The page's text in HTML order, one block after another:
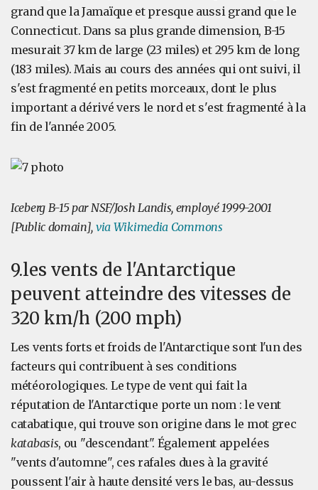
grand que la Jamaïque et presque aussi grand que le
Connecticut. Dans sa plus grande dimension, B-15
mesurait 37 km de large (23 miles) et 295 km de long
(183 miles). Mais au cours des années qui ont suivi, il
s'est fragmenté en petits morceaux, dont le plus
important a dérivé vers le nord et s'est fragmenté à la
fin de l'année 2005.
Iceberg B-15 par NSF/Josh Landis, employé 1999-2001
[Public domain], via Wikimedia Commons
9.les vents de l'Antarctique
peuvent atteindre des vitesses de
320 km/h (200 mph)
Les vents forts et froids de l'Antarctique sont l'un des
facteurs qui contribuent à ses conditions
météorologiques. Le type de vent qui fait la
réputation de l'Antarctique porte un nom : le vent
catabatique, qui trouve son origine dans le mot grec
katabasis, ou "descendant". Également appelées
"vents d'automne", ces rafales dues à la gravité
poussent l'air à haute densité vers le bas, au-dessus